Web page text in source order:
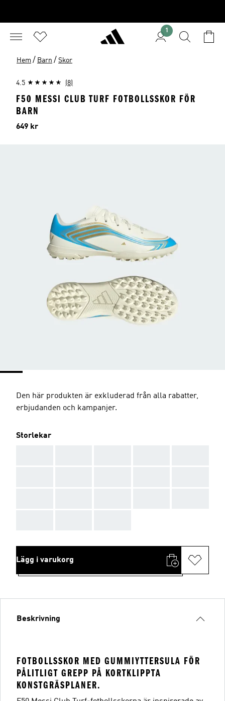
1
Hem / Barn / Skor
4.5 (8)
F50 MESSI CLUB TURF FOTBOLLSSKOR FÖR
BARN
Pris
649 kr
Den här produkten är exkluderad från alla rabatter,
erbjudanden och kampanjer.
Storlekar
Lägg i varukorg
Beskrivning
FOTBOLLSSKOR MED GUMMIYTTERSULA FÖR
PÅLITLIGT GREPP PÅ KORTKLIPPTA
KONSTGRÄSPLANER.